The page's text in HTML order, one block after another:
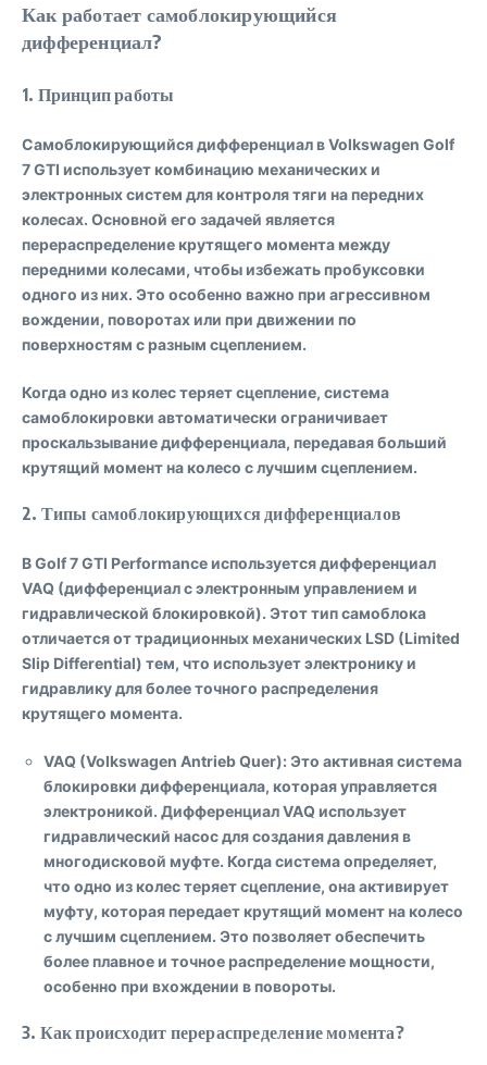
Как работает самоблокирующийся
дифференциал?
1. Принцип работы
Самоблокирующийся дифференциал в Volkswagen Golf
7 GTI использует комбинацию механических и
электронных систем для контроля тяги на передних
колесах. Основной его задачей является
перераспределение крутящего момента между
передними колесами, чтобы избежать пробуксовки
одного из них. Это особенно важно при агрессивном
вождении, поворотах или при движении по
поверхностям с разным сцеплением.
Когда одно из колес теряет сцепление, система
самоблокировки автоматически ограничивает
проскальзывание дифференциала, передавая больший
крутящий момент на колесо с лучшим сцеплением.
2. Типы самоблокирующихся дифференциалов
В Golf 7 GTI Performance используется дифференциал
VAQ (дифференциал с электронным управлением и
гидравлической блокировкой). Этот тип самоблока
отличается от традиционных механических LSD (Limited
Slip Differential) тем, что использует электронику и
гидравлику для более точного распределения
крутящего момента.
VAQ (Volkswagen Antrieb Quer): Это активная система
блокировки дифференциала, которая управляется
электроникой. Дифференциал VAQ использует
гидравлический насос для создания давления в
многодисковой муфте. Когда система определяет,
что одно из колес теряет сцепление, она активирует
муфту, которая передает крутящий момент на колесо
с лучшим сцеплением. Это позволяет обеспечить
более плавное и точное распределение мощности,
особенно при вхождении в повороты.
3. Как происходит перераспределение момента?